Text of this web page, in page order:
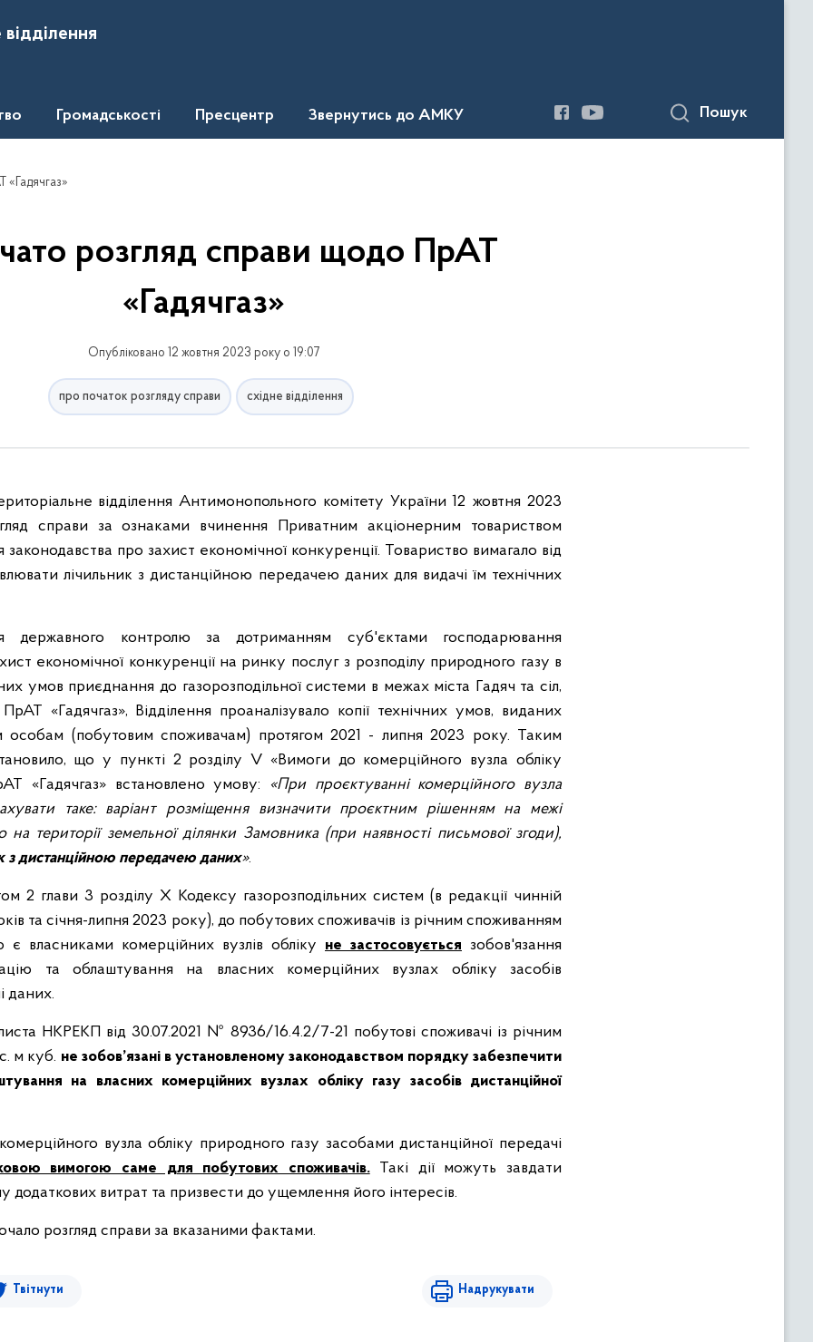
Громадськості Пресцентр Звернутись до АМКУ Пошук
«Гадячгаз»
розгляд справи щодо ПрАТ
«Гадячгаз»
Опубліковано 12 жовтня 2023 року о 19:07
про початок розгляду справи східне відділення
відділення Антимонопольного комітету України 12 жовтня 2023
справи за ознаками вчинення Приватним акціонерним товариством
про захист економічної конкуренції. Товариство вимагало від
лічильник з дистанційною передачею даних для видачі їм технічних
державного контролю за дотриманням суб'єктами господарювання
економічної конкуренції на ринку послуг з розподілу природного газу в
умов приєднання до газорозподільної системи в межах міста Гадяч та сіл,
«Гадячгаз», Відділення проаналізувало копії технічних умов, виданих
особам (побутовим споживачам) протягом 2021 - липня 2023 року. Таким
що у пункті 2 розділу V «Вимоги до комерційного вузла обліку
«Гадячгаз» встановлено умову:
«При проєктуванні комерційного вузла
таке: варіант розміщення визначити проєктним рішенням на межі
на території земельної ділянки Замовника (при наявності письмової згоди),
з дистанційною передачею даних».
2 глави 3 розділу Х Кодексу газорозподільних систем (в редакції чинній
та січня-липня 2023 року), до побутових споживачів із річним споживанням
власниками комерційних вузлів обліку не застосовується зобов'язання
та облаштування на власних комерційних вузлах обліку засобів
даних.
НКРЕКП від 30.07.2021 № 8936/16.4.2/7-21 побутові споживачі із річним
м куб. не зобов’язані в установленому законодавством порядку забезпечити
на власних комерційних вузлах обліку газу засобів дистанційної
вузла обліку природного газу засобами дистанційної передачі
вимогою саме для побутових споживачів.Такі дії можуть завдати
додаткових витрат та призвести до ущемлення його інтересів.
розгляд справи за вказаними фактами.
Твітнути Надрукувати